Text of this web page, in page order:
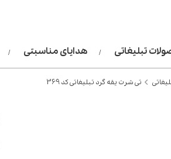
تبلیغاتی هدایای مناسبتی
تی شرت یقه گرد تبلیغاتی کد 369